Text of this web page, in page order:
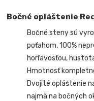
Bočné opláštenie
Bočné steny sú
poťahom, 100%
horľavosťou,
Hmotnosť
Dvojité opláštenie
najmä na bočných